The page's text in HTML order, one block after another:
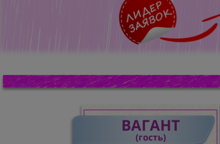
ВАГАНТ
(гость)